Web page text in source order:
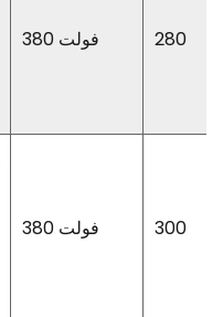
380 فولت 280
380 فولت 300